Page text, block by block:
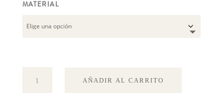
MATERIAL
AÑADIR AL CARRITO